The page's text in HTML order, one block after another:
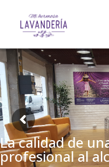
La calidad de
profesional al